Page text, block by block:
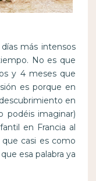
más intensos
No es que
y 4 meses que
es porque en
en
podéis imaginar)
en Francia al
casi es como
esa palabra ya